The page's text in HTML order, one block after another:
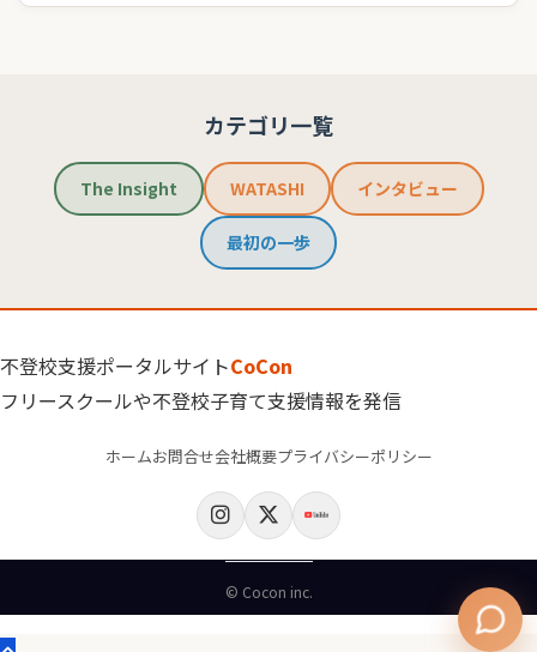
カテゴリ一覧
The Insight WATASHI インタビュー
最初の一歩
不登校支援ポータルサイトCoCon
フリースクールや不登校子育て支援情報を発信
ホームお問合せ会社概要プライバシーポリシー
© Cocon inc.